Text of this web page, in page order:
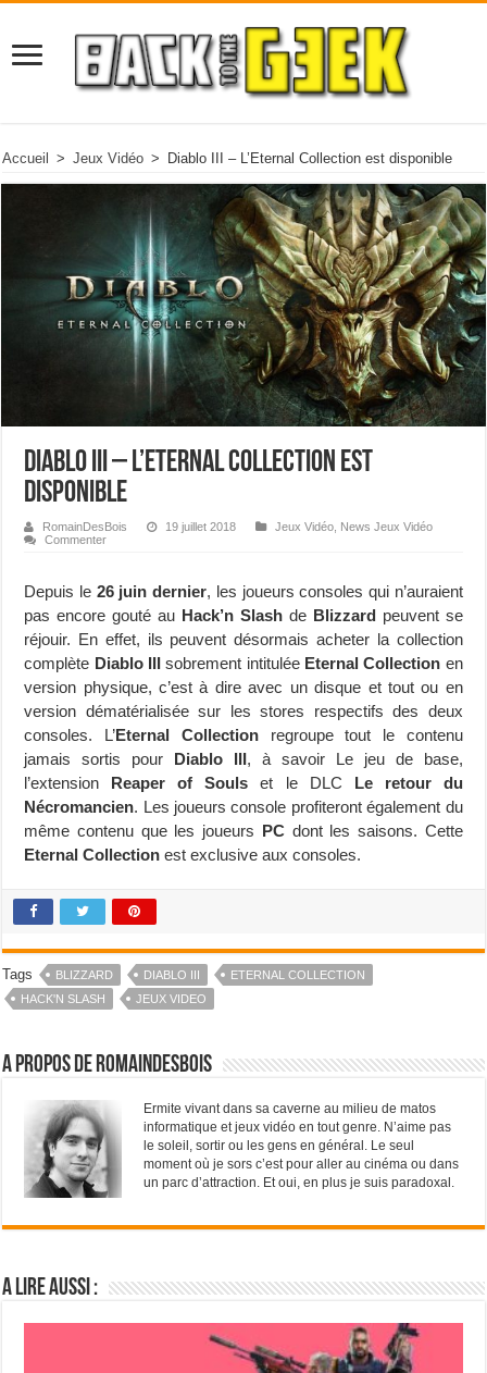
Accueil > Jeux Vidéo > Diablo III – L’Eternal Collection est disponible
Diablo III – L’Eternal Collection est
disponible
RomainDesBois 19 juillet 2018 Jeux Vidéo News Jeux Vidéo
Commenter
Depuis le 26 juin dernier, les joueurs consoles qui n’auraient
pas encore gouté au Hack’n Slashde Blizzardpeuvent se
réjouir. En effet, ils peuvent désormais acheter la collection
complète Diablo IIIsobrement intitulée Eternal Collection en
version physique, c’est à dire avec un disque et tout ou en
version dématérialisée sur les stores respectifs des deux
consoles. L’Eternal Collectionregroupe tout le contenu
jamais sortis pour Diablo III, à savoir Le jeu de base,
l’extension Reaper of Souls et le DLC Le retour du
Nécromancien. Les joueurs console profiteront également du
même contenu que les joueurs PCdont les saisons. Cette
Eternal Collection est exclusive aux consoles.
Tags BLIZZARD DIABLO III
ETERNAL COLLECTION
HACK'N SLASH
JEUX VIDEO
A propos de RomainDesBois
Ermite vivant dans sa caverne au milieu de matos
informatique et jeux vidéo en tout genre. N’aime pas
le soleil, sortir ou les gens en général. Le seul
moment où je sors c’est pour aller au cinéma ou dans
un parc d’attraction. Et oui, en plus je suis paradoxal.
A lire aussi :